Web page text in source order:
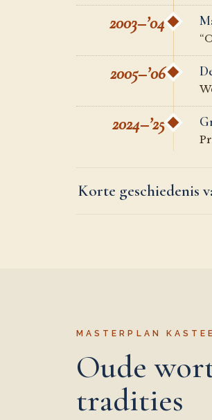
2003–’04
2005–’06
2024–’25
Korte geschiedenis
MASTERPLAN
Oude
tradities